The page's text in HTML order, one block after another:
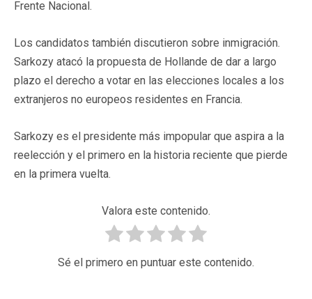
Frente Nacional.
Los candidatos también discutieron sobre inmigración.
Sarkozy atacó la propuesta de Hollande de dar a largo
plazo el derecho a votar en las elecciones locales a los
extranjeros no europeos residentes en Francia.
Sarkozy es el presidente más impopular que aspira a la
reelección y el primero en la historia reciente que pierde
en la primera vuelta.
Valora este contenido.
Sé el primero en puntuar este contenido.